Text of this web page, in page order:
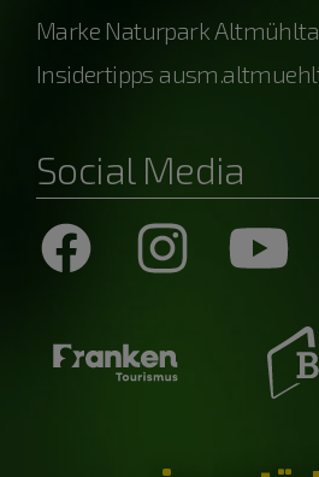
Marke Naturpark
Insidertipps
Social Media